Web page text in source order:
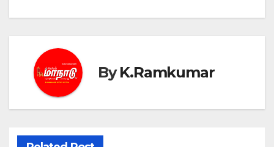
ByK.Ramkumar